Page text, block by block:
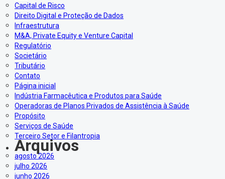
Capital de Risco
Direito Digital e Proteção de Dados
Infraestrutura
M&A, Private Equity e Venture Capital
Regulatório
Societário
Tributário
Contato
Página inicial
Indústria Farmacêutica e Produtos para Saúde
Operadoras de Planos Privados de Assistência à Saúde
Propósito
Serviços de Saúde
Terceiro Setor e Filantropia
Arquivos
agosto 2026
julho 2026
junho 2026